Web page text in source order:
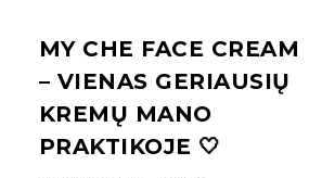
MY CHE FACE CREAM
– VIENAS GERIAUSIŲ
KREMŲ MANO
PRAKTIKOJE 🤍